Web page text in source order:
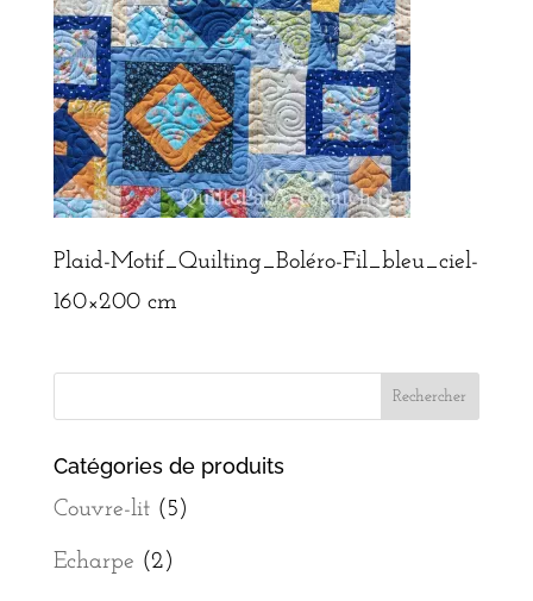
Plaid-Motif_Quilting_Boléro-Fil_bleu_ciel-
160×200 cm
Catégories de produits
Couvre-lit (5)
Echarpe (2)